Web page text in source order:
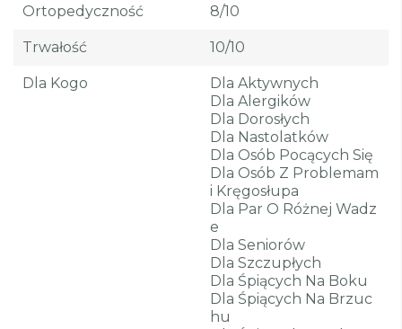
Ortopedyczność 8/10
Trwałość 10/10
Dla Kogo
Dla Aktywnych
Dla Alergików
Dla Dorosłych
Dla Nastolatków
Dla Osób Pocących Się
Dla Osób Z Problemam
I Kręgosłupa
Dla Par O Różnej Wadz
E
Dla Seniorów
Dla Szczupłych
Dla Śpiących Na Boku
Dla Śpiących Na Brzuc
Hu